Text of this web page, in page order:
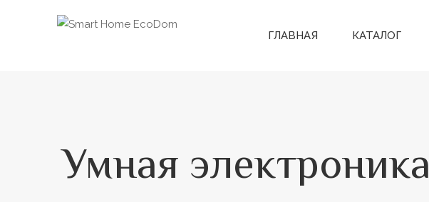
ГЛАВНАЯ КАТАЛОГ
Умная электроника